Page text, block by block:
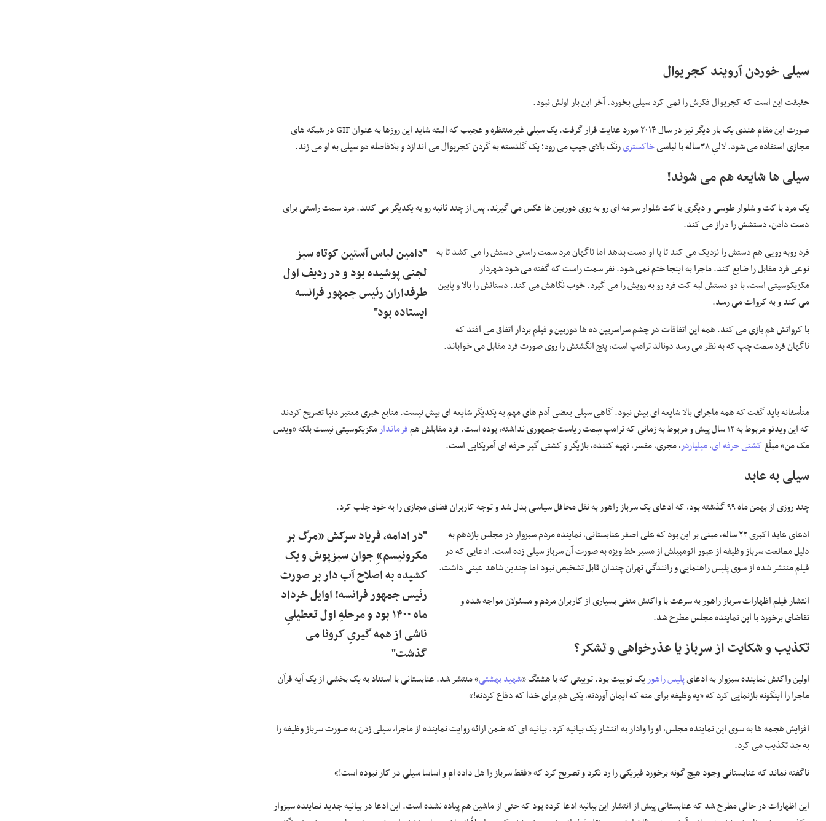
سیلی خوردن آرویند کجریوال
حقیقت این است که کجریوال فکرش را نمی کرد سیلی بخورد. آخر این بار اولش نبود.
صورت این مقام هندی یک بار دیگر نیز در سال ۲۰۱۴ مورد عنایت قرار گرفت. یک سیلی غیرمنتظره و عجیب که البته شاید این روزها به عنوان GIF در شبکه های
مجازی استفاده می شود. لالیِ ۳۸ساله با لباسی
خاکستریرنگ بالای جیپ می رود؛ یک گلدسته به گردن کجریوال می اندازد و بلافاصله دو سیلی به او می زند.
سیلی ها شایعه هم می شوند!
یک مرد با کت و شلوار طوسی و دیگری با کت شلوار سرمه ای رو به روی دوربین ها عکس می گیرند. پس از چند ثانیه رو به یکدیگر می کنند. مرد سمت راستی برای
دست دادن، دستشش را دراز می کند.
"دامین لباس آستین کوتاه سبز
لجنی پوشیده بود و در ردیف اول
طرفداران رئیس جمهور فرانسه
ایستاده بود"
فرد روبه رویی هم دستش را نزدیک می کند تا با او دست بدهد اما ناگهان مرد سمت راستی دستش را می کشد تا به
نوعی فرد مقابل را ضایع کند. ماجرا به اینجا ختم نمی شود. نفر سمت راست که گفته می شود شهردار
مکزیکوسیتی است، با دو دستش لبه کت فرد رو به رویش را می گیرد. خوب نگاهش می کند. دستانش را بالا و پایین
می کند و به کروات می رسد.
با کرواتش هم بازی می کند. همه این اتفاقات در چشم سراسربین ده ها دوربین و فیلم بردار اتفاق می افتد که
ناگهان فرد سمت چپ که به نظر می رسد دونالد ترامپ است، پنج انگشتش را روی صورت فرد مقابل می خواباند.
متأسفانه باید گفت که همه ماجرای بالا شایعه ای بیش نبود. گاهی سیلی بعضی آدم های مهم به یکدیگر شایعه ای بیش نیست. منابع خبری معتبر دنیا تصریح کردند
که این ویدئو مربوط به ۱۲ سال پیش و مربوط به زمانی که ترامپ سِمت ریاست جمهوری نداشته، بوده است. فرد مقابلش هم
فرماندارمکزیکوسیتی نیست بلکه «وینس
مک من» مبلّغکشتی حرفه ای،میلیاردر، مجری، مفسر، تهیه کننده، بازیگر و کشتی گیر حرفه ای آمریکایی است.
سیلی به عابد
چند روزی از بهمن ماه ۹۹ گذشته بود، که ادعای یک سرباز راهور به نقل محافل سیاسی بدل شد و توجه کاربران فضای مجازی را به خود جلب کرد.
"در ادامه، فریاد سرکش «مرگ بر
مکرونیسم»ِ جوان سبزپوش و یک
کشیده به اصلاح آب دار بر صورت
رئیس جمهور فرانسه! اوایل خرداد
ماه ۱۴۰۰ بود و مرحلهِ اول تعطیلیِ
ناشی از همه گیریِ کرونا می
گذشت"
ادعای عابد اکبری ۲۲ ساله، مبنی بر این بود که علی اصغر عنابستانی، نماینده مردم سبزوار در مجلس یازدهم به
دلیل ممانعت سرباز وظیفه از عبور اتومبیلش از مسیر خط ویژه به صورت آن سرباز سیلی زده است. ادعایی که در
فیلم منتشر شده از سوی پلیس راهنمایی و رانندگی تهران چندان قابل تشخیص نبود اما چندین شاهد عینی داشت.
انتشار فیلم اظهارات سرباز راهور به سرعت با واکنش منفی بسیاری از کاربران مردم و مسئولان مواجه شده و
تقاضای برخورد با این نماینده مجلس مطرح شد.
تکذیب و شکایت از سرباز یا عذرخواهی و تشکر؟
اولین واکنش نماینده سبزوار به ادعایپلیس راهوریک توییت بود. توییتی که با هشتگ «شهید بهشتی» منتشر شد. عنابستانی با استناد به یک بخشی از یک آیه قرآن
ماجرا را اینگونه بازنمایی کرد که «یه وظیفه برای منه که ایمان آوردنه، یکی هم برای خدا که دفاع کردنه!»
افزایش هجمه ها به سوی این نماینده مجلس، او را وادار به انتشار یک بیانیه کرد. بیانیه ای که ضمن ارائه روایت نماینده از ماجرا، سیلی زدن به صورت سرباز وظیفه را
به جد تکذیب می کرد.
ناگفته نماند که عنابستانی وجود هیچ گونه برخورد فیزیکی را رد نکرد و تصریح کرد که «فقط سرباز را هل داده ام و اساسا سیلی در کار نبوده است!»
این اظهارات در حالی مطرح شد که عنابستانی پیش از انتشار این بیانیه ادعا کرده بود که حتی از ماشین هم پیاده نشده است. این ادعا در بیانیه جدید نماینده سبزوار